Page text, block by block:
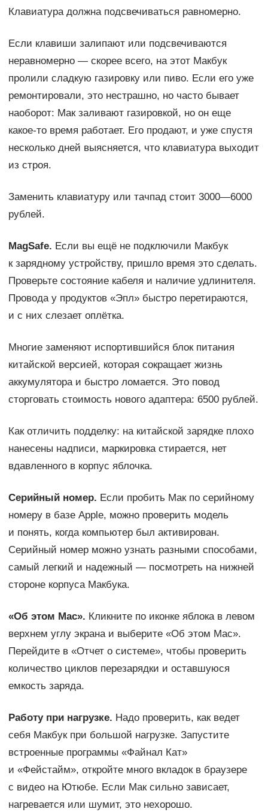
Клавиатура должна подсвечиваться равномерно.
Если клавиши залипают или подсвечиваются
неравномерно — скорее всего, на этот Макбук
пролили сладкую газировку или пиво. Если его уже
ремонтировали, это нестрашно, но часто бывает
наоборот: Мак заливают газировкой, но он еще
какое-то время работает. Его продают, и уже спустя
несколько дней выясняется, что клавиатура выходит
из строя.
Заменить клавиатуру или тачпад стоит 3000—6000
рублей.
MagSafe. Если вы ещё не подключили Макбук
к зарядному устройству, пришло время это сделать.
Проверьте состояние кабеля и наличие удлинителя.
Провода у продуктов «Эпл» быстро перетираются,
и с них слезает оплётка.
Многие заменяют испортившийся блок питания
китайской версией, которая сокращает жизнь
аккумулятора и быстро ломается. Это повод
сторговать стоимость нового адаптера: 6500 рублей.
Как отличить подделку: на китайской зарядке плохо
нанесены надписи, маркировка стирается, нет
вдавленного в корпус яблочка.
Серийный номер. Если пробить Мак по серийному
номеру в базе Apple, можно проверить модель
и понять, когда компьютер был активирован.
Серийный номер можно узнать разными способами,
самый легкий и надежный — посмотреть на нижней
стороне корпуса Макбука.
«Об этом Mac». Кликните по иконке яблока в левом
верхнем углу экрана и выберите «Об этом Mac».
Перейдите в «Отчет о системе», чтобы проверить
количество циклов перезарядки и оставшуюся
емкость заряда.
Работу при нагрузке. Надо проверить, как ведет
себя Макбук при большой нагрузке. Запустите
встроенные программы «Файнал Кат»
и «Фейстайм», откройте много вкладок в браузере
с видео на Ютюбе. Если Мак сильно зависает,
нагревается или шумит, это нехорошо.